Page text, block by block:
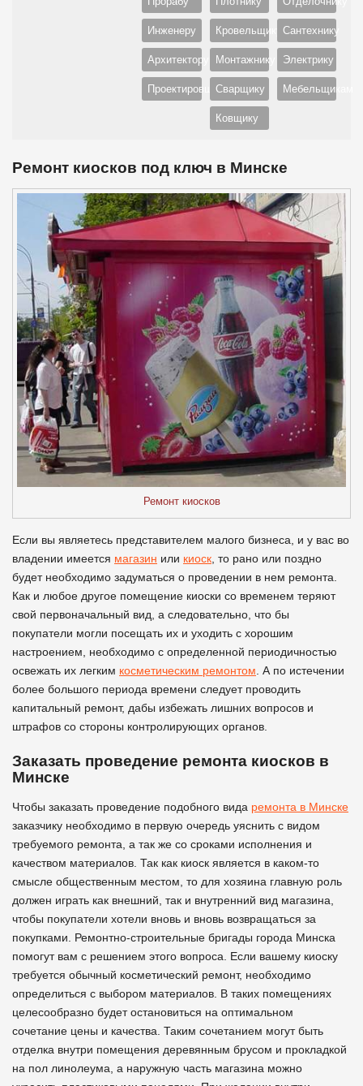
Инженеру
Архитектору
Проектировщику
Кровельщику
Монтажнику
Сварщику
Ковщику
Сантехнику
Электрику
Мебельщикам
Ремонт киосков под ключ в Минске
Ремонт киосков
Если вы являетесь представителем малого бизнеса, и у вас во
владении имеется магазин или киоск , то рано или поздно
будет необходимо задуматься о проведении в нем ремонта.
Как и любое другое помещение киоски со временем теряют
свой первоначальный вид, а следовательно, что бы
покупатели могли посещать их и уходить с хорошим
настроением, необходимо с определенной периодичностью
освежать их легким косметическим ремонтом . А по истечении
более большого периода времени следует проводить
капитальный ремонт, дабы избежать лишних вопросов и
штрафов со стороны контролирующих органов.
Заказать проведение ремонта киосков в
Минске
Чтобы заказать проведение подобного вида ремонта в Минске
заказчику необходимо в первую очередь уяснить с видом
требуемого ремонта, а так же со сроками исполнения и
качеством материалов. Так как киоск является в каком-то
смысле общественным местом, то для хозяина главную роль
должен играть как внешний, так и внутренний вид магазина,
чтобы покупатели хотели вновь и вновь возвращаться за
покупками. Ремонтно-строительные бригады города Минска
помогут вам с решением этого вопроса. Если вашему киоску
требуется обычный косметический ремонт, необходимо
определиться с выбором материалов. В таких помещениях
целесообразно будет остановиться на оптимальном
сочетание цены и качества. Таким сочетанием могут быть
отделка внутри помещения деревянным брусом и прокладкой
на пол линолеума, а наружную часть магазина можно